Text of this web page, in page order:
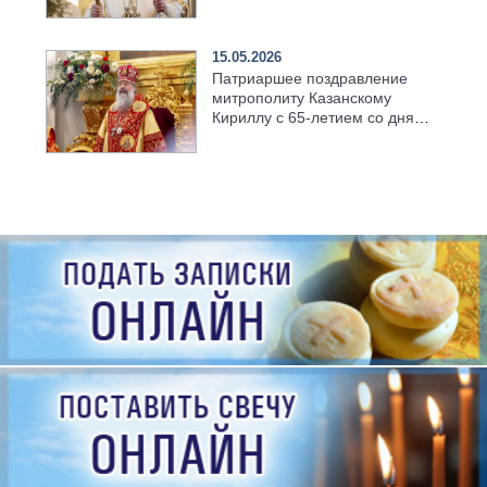
15.05.2026
Патриаршее поздравление
митрополиту Казанскому
Кириллу с 65-летием со дня